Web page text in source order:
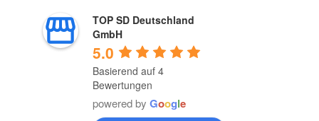
TOP SD Deutschland
GmbH
5.0
Basierend auf 4
Bewertungen
powered by Google